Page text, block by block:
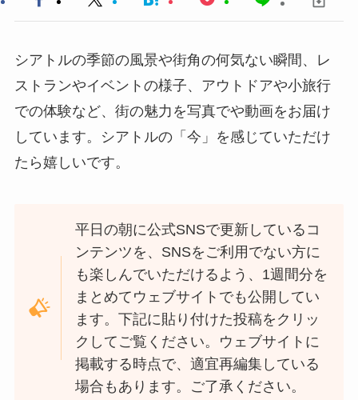
シアトルの季節の風景や街角の何気ない瞬間、レ
ストランやイベントの様子、アウトドアや小旅行
での体験など、街の魅力を写真でや動画をお届け
しています。シアトルの「今」を感じていただけ
たら嬉しいです。
平日の朝に公式SNSで更新しているコ
ンテンツを、SNSをご利用でない方に
も楽しんでいただけるよう、1週間分を
まとめてウェブサイトでも公開してい
ます。下記に貼り付けた投稿をクリッ
クしてご覧ください。ウェブサイトに
掲載する時点で、適宜再編集している
場合もあります。ご了承ください。